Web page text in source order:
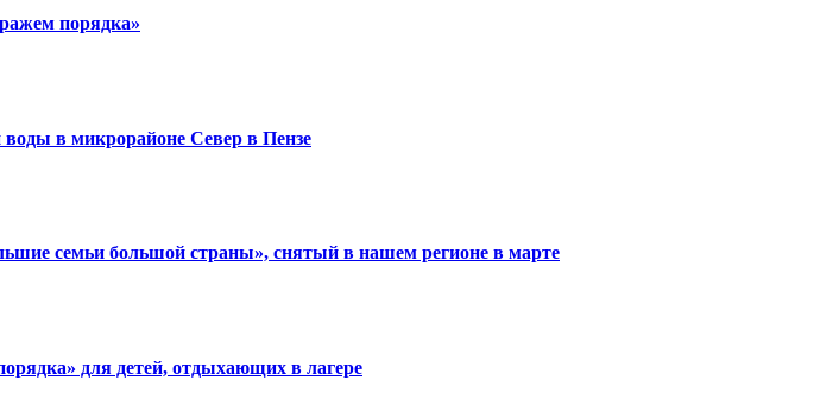
порядка»
в микрорайоне Север в Пензе
семьи большой страны», снятый в нашем регионе в марте
для детей, отдыхающих в лагере